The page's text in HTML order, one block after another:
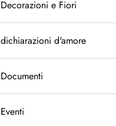
Decorazioni e Fiori
dichiarazioni d'amore
Documenti
Eventi